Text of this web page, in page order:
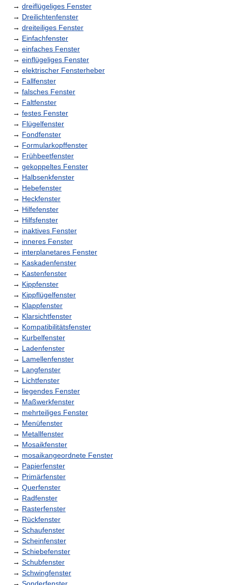
→ dreiflügeliges Fenster
→ Dreilichtenfenster
→ dreiteiliges Fenster
→ Einfachfenster
→ einfaches Fenster
→ einflügeliges Fenster
→ elektrischer Fensterheber
→ Fallfenster
→ falsches Fenster
→ Faltfenster
→ festes Fenster
→ Flügelfenster
→ Fondfenster
→ Formularkopffenster
→ Frühbeetfenster
→ gekoppeltes Fenster
→ Halbsenkfenster
→ Hebefenster
→ Heckfenster
→ Hilfefenster
→ Hilfsfenster
→ inaktives Fenster
→ inneres Fenster
→ interplanetares Fenster
→ Kaskadenfenster
→ Kastenfenster
→ Kippfenster
→ Kippflügelfenster
→ Klappfenster
→ Klarsichtfenster
→ Kompatibilitätsfenster
→ Kurbelfenster
→ Ladenfenster
→ Lamellenfenster
→ Langfenster
→ Lichtfenster
→ liegendes Fenster
→ Maßwerkfenster
→ mehrteiliges Fenster
→ Menüfenster
→ Metallfenster
→ Mosaikfenster
→ mosaikangeordnete Fenster
→ Papierfenster
→ Primärfenster
→ Querfenster
→ Radfenster
→ Rasterfenster
→ Rückfenster
→ Schaufenster
→ Scheinfenster
→ Schiebefenster
→ Schubfenster
→ Schwingfenster